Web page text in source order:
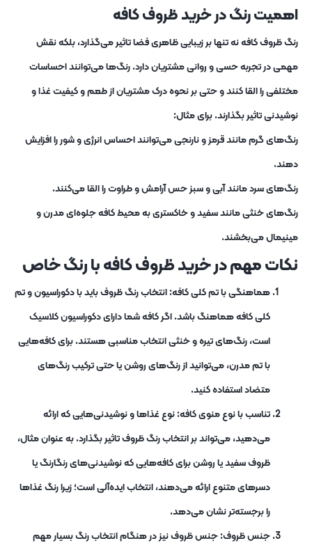
اهمیت رنگ در خرید ظروف کافه
رنگ ظروف کافه نه تنها بر زیبایی ظاهری فضا تاثیر می‌گذارد، بلکه نقش
مهمی در تجربه حسی و روانی مشتریان دارد. رنگ‌ها می‌توانند احساسات
مختلفی را القا کنند و حتی بر نحوه درک مشتریان از طعم و کیفیت غذا و
نوشیدنی تاثیر بگذارند. برای مثال:
رنگ‌های گرم مانند قرمز و نارنجی می‌توانند احساس انرژی و شور را افزایش
دهند.
رنگ‌های سرد مانند آبی و سبز حس آرامش و طراوت را القا می‌کنند.
رنگ‌های خنثی مانند سفید و خاکستری به محیط کافه جلوه‌ای مدرن و
مینیمال می‌بخشند.
نکات مهم در خرید ظروف کافه با رنگ خاص
هماهنگی با تم کلی کافه: انتخاب رنگ ظروف باید با دکوراسیون و تم
کلی کافه هماهنگ باشد. اگر کافه شما دارای دکوراسیون کلاسیک
است، رنگ‌های تیره و خنثی انتخاب مناسبی هستند. برای کافه‌هایی
با تم مدرن، می‌توانید از رنگ‌های روشن یا حتی ترکیب رنگ‌های
متضاد استفاده کنید.
تناسب با نوع منوی کافه: نوع غذاها و نوشیدنی‌هایی که ارائه
می‌دهید، می‌تواند بر انتخاب رنگ ظروف تاثیر بگذارد. به عنوان مثال،
ظروف سفید یا روشن برای کافه‌هایی که نوشیدنی‌های رنگارنگ یا
دسرهای متنوع ارائه می‌دهند، انتخاب ایده‌آلی است؛ زیرا رنگ غذاها
را برجسته‌تر نشان می‌دهد.
جنس ظروف: جنس ظروف نیز در هنگام انتخاب رنگ بسیار مهم